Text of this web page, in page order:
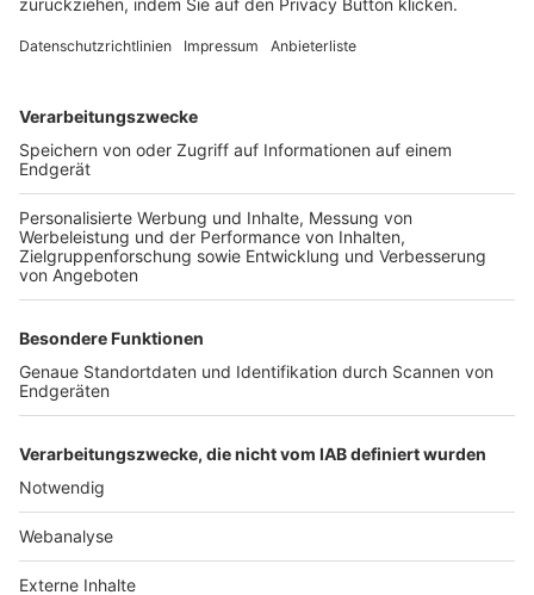
FOLGE DEM BFV
TOP-VEREINE
TOP-PARTNER
Nutzungsbedingungen Datenschutz Impressum